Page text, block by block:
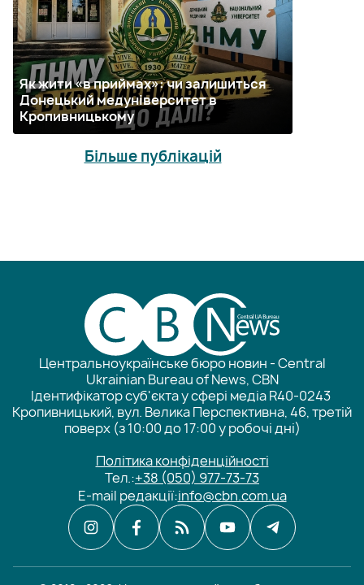
Як жити «в приймах»: чи залишиться
Донецький медуніверситет в
Кропивницькому
Більше публікацій
Центральноукраїнське бюро новин - Central
Ukrainian Bureau of News, CBN
Ідентифікатор суб'єкта у сфері медіа R40-0243
Кропивницький, вул. Велика Перспективна, 46, третій
поверх (з 10:00 до 17:00 у робочі дні)
Політика конфіденційності
Тел.:+38 (050) 977-73-73
E-mail редакції:info@cbn.com.ua